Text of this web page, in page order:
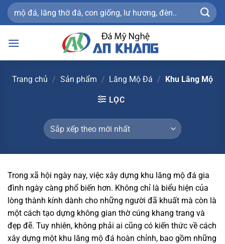
Bỏ
qua
dung
Tìm
kiếm:
Trang chủ / Sản phẩm / Lăng Mộ Đá / Khu Lăng Mộ
LỌC
Trong xã hội ngày nay, việc xây dựng khu lăng mộ đá gia
đình ngày càng phổ biến hơn. Không chỉ là biểu hiện của
lòng thành kính dành cho những người đã khuất mà còn là
một cách tạo dựng không gian thờ cúng khang trang và
đẹp đẽ. Tuy nhiên, không phải ai cũng có kiến thức về cách
xây dựng một khu lăng mộ đá hoàn chỉnh, bao gồm những